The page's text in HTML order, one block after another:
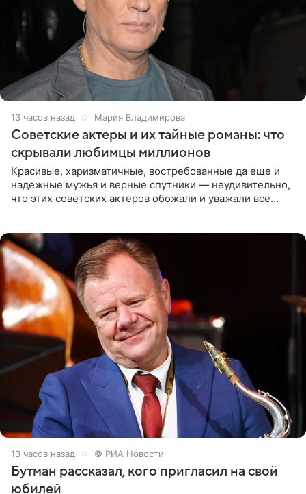
13 часов назад Мария Владимирова
Советские актеры и их тайные романы: что
скрывали любимцы миллионов
Красивые, харизматичные, востребованные да еще и
надежные мужья и верные спутники — неудивительно,
что этих советских актеров обожали и уважали все
13 часов назад © РИА Новости
Бутман рассказал, кого пригласил на свой
юбилей